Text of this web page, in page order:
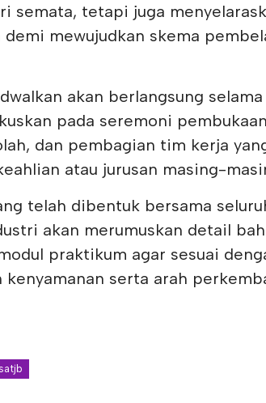
semata, tetapi juga
mewujudkan skema
akan berlangsung
pada seremoni
dan pembagian tim kerja
atau jurusan masing-
telah dibentuk bersama
akan merumuskan detail
praktikum agar sesuai
serta arah